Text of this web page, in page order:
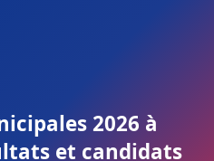
2026 à
et candidats